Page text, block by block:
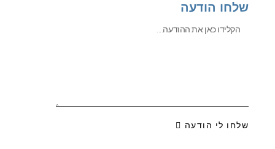
שלחו הודעה
שלחו לי הודעה